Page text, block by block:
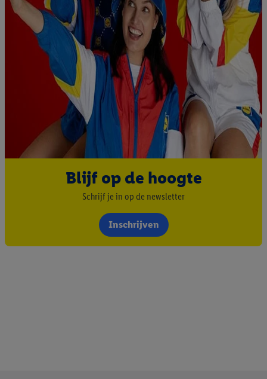
Blijf op de hoogte
Schrijf je in op de newsletter
Inschrijven